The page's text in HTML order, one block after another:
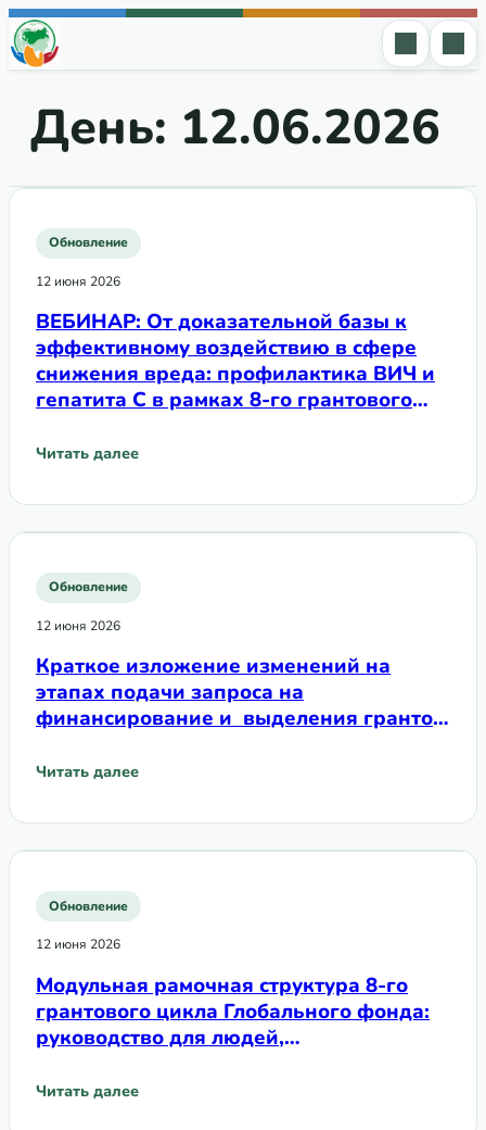
Перейти к содержимому
День: 12.06.2026
Обновление
12 июня 2026
ВЕБИНАР: От доказательной базы к
эффективному воздействию в сфере
снижения вреда: профилактика ВИЧ и
гепатита С в рамках 8-го грантового
2026 г.
Читать далее
: ВЕБИНАР: От доказательной базы к эффективному
Обновление
12 июня 2026
Краткое изложение изменений на
этапах подачи запроса на
финансирование и выделения грантов
Читать далее
: Краткое изложение изменений на этапах подачи
Обновление
12 июня 2026
Модульная рамочная структура 8-го
грантового цикла Глобального фонда:
руководство для людей,
Читать далее
: Модульная рамочная структура 8-го грантового